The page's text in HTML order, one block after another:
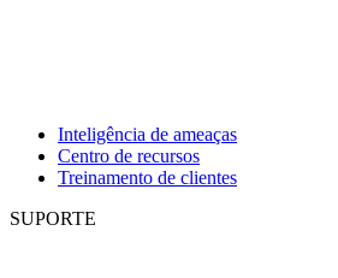
Inteligência de ameaças
Centro de recursos
Treinamento de clientes
SUPORTE